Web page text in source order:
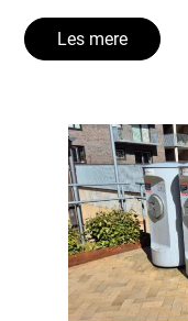
Les mere